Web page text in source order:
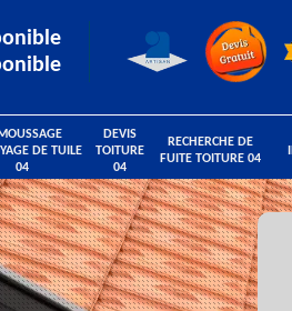
DE TUILE
04
DEVIS
TOITURE
04
RECHERCHE DE
FUITE TOITURE 04